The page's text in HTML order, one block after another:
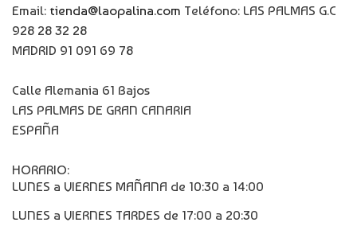
Email: tienda@laopalina.com Teléfono: LAS PALMAS G.C
928 28 32 28
MADRID 91 091 69 78
Calle Alemania 61 Bajos
LAS PALMAS DE GRAN CANARIA
ESPAÑA
HORARIO:
LUNES a VIERNES MAÑANA de 10:30 a 14:00
LUNES a VIERNES TARDES de 17:00 a 20:30